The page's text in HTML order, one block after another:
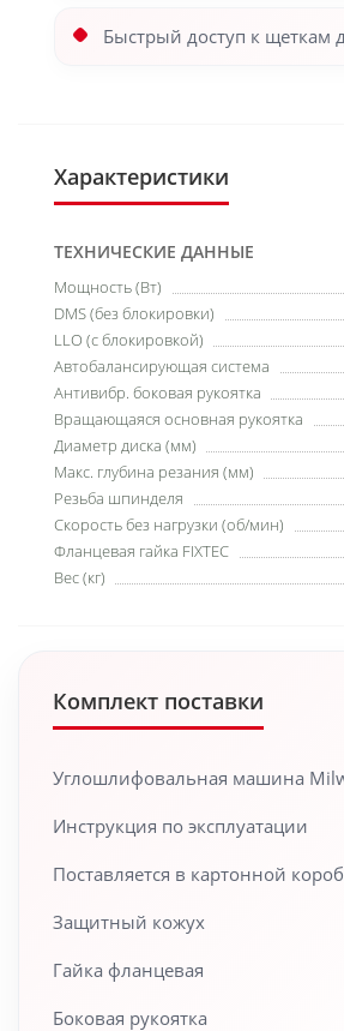
Быстрый доступ к щеткам
Характеристики
ТЕХНИЧЕСКИЕ ДАННЫЕ
Мощность (Вт)
DMS (без блокировки)
LLO (с блокировкой)
Автобалансирующая система
Антивибр. боковая рукоятка
Вращающаяся основная рукоятка
Диаметр диска (мм)
Макс. глубина резания (мм)
Резьба шпинделя
Скорость без нагрузки (об/мин)
Фланцевая гайка FIXTEC
Вес (кг)
Комплект поставки
Углошлифовальная машина
Инструкция по эксплуатации
Поставляется в картонной
Защитный кожух
Гайка фланцевая
Боковая рукоятка